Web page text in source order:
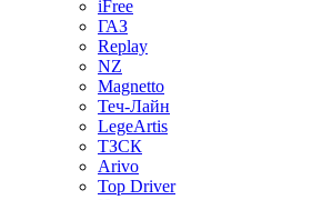
iFree
ГАЗ
Replay
NZ
Magnetto
Теч-Лайн
LegeArtis
ТЗСК
Arivo
Top Driver